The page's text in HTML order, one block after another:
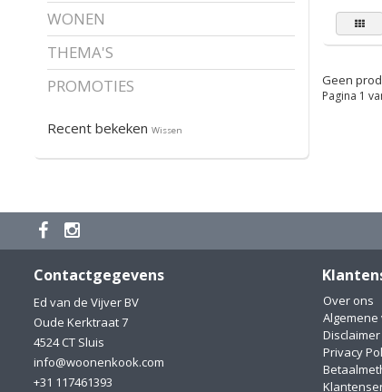
WONEN
THEMA'S
PROMOTIES
Recent bekeken Wissen
Geen
Pagina 1
Contactgegevens
Ed van de Vijver BV
Oude Kerktraat 7
4524 CT Sluis
info@woonenkook.com
+31 117461393
Over ons
Disclaimer
Privacy